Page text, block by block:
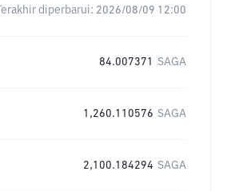
Terakhir diperbarui: 2026/08/09 12:00
84.007371 SAGA
1,260.110576 SAGA
2,100.184294 SAGA